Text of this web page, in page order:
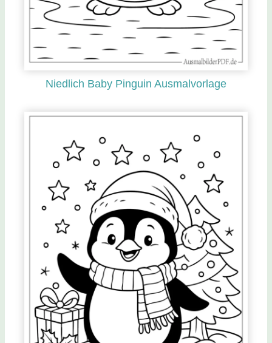
Niedlich Baby Pinguin Ausmalvorlage